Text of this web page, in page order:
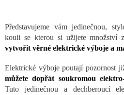
Představujeme vám jedinečnou,
kouli se kterou si užijete množství
vytvořit věrné elektrické výboje a
Elektrické výboje poutají pozornost
můžete dopřát soukromou
Tuto jedinečnou a dechberoucí